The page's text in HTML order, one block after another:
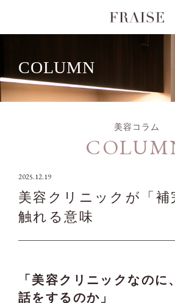
COLUMN
美容コラム
2025.12.19
美容クリニックが「補
触れる意味
「美容クリニックなのに
話をするのか」